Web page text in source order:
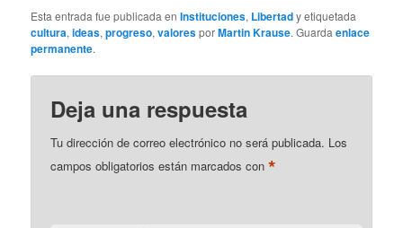
Esta entrada fue publicada enInstituciones, Libertady etiquetada
cultura,ideas,progreso,valoresporMartin Krause. Guardaenlace
permanente.
Deja una respuesta
Tu dirección de correo electrónico no será publicada. Los
campos obligatorios están marcados con*